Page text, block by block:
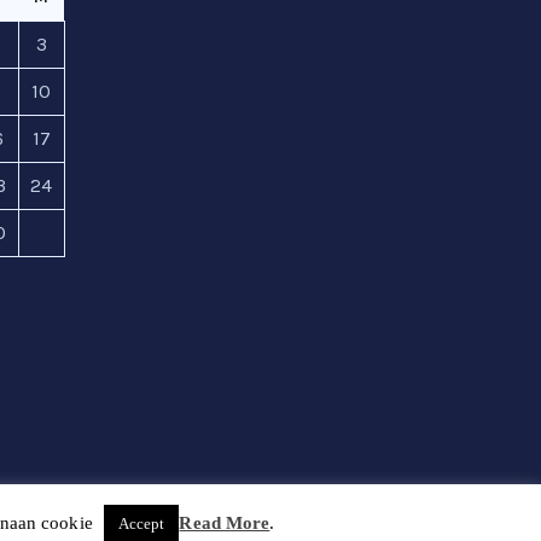
3
10
17
24
cookie Accept Read More.